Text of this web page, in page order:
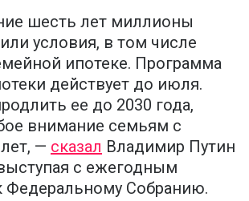
шесть лет миллионы
условия, в том числе
ипотеке. Программа
действует до июля.
ее до 2030 года,
внимание семьям с
— сказал Владимир Путин
с ежегодным
Федеральному Собранию.